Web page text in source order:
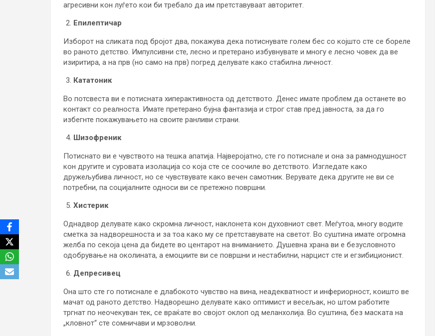
агресивни кон луѓето кои би требало да им претставуваат авторитет.
Епилептичар
Изборот на сликата под бројот два, покажува дека потиснувате голем бес со којшто сте се бореле
во раното детство. Импулсивни сте, лесно и претерано избувнувате и многу е лесно човек да ве
изиритира, а на прв (но само на прв) погред делувате како стабилна личност.
Кататоник
Во потсвеста ви е потисната хиперактивноста од детството. Денес имате проблем да останете во
контакт со реалноста. Имате претерано бујна фантазија и строг став пред јавноста, за да го
избегнте покажувањето на своите ранливи страни.
Шизофреник
Потиснато ви е чувството на тешка апатија. Најверојатно, сте го потиснале и она за рамнодушност
кон другите и суровата изолација со која сте се соочиле во детството. Изгледате како
дружељубива личност, но се чувствувате како вечен самотник. Верувате дека другите не ви се
потребни, па социјалните односи ви се претежно површни.
Хистерик
Однадвор делувате како скромна личност, наклонета кон духовниот свет. Меѓутоа, многу водите
сметка за надворешноста и за тоа како му се претставувате на светот. Во суштина имате огромна
желба по секоја цена да бидете во центарот на вниманието. Душевна храна ви е безусловното
одобрување на околината, а емоциите ви се површни и нестабилни, нарцист сте и егзибиционист.
Депресивец
Она што сте го потиснале е длабокото чувство на вина, неадекватност и инфериорност, коишто ве
мачат од раното детство. Надворешно делувате како оптимист и весељак, но штом работите
тргнат по неочекуван тек, се враќате во својот оклоп од меланхолија. Во суштина, без маската на
„кловнот“ сте сомничави и мрзоволни.